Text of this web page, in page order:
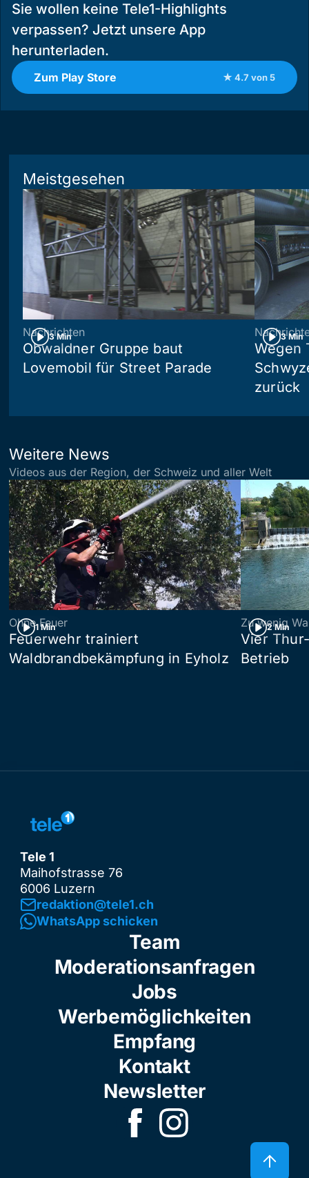
Sie wollen keine Tele1-Highlights
verpassen? Jetzt unsere App
herunterladen.
Zum Play Store ★ 4.7 von 5
Meistgesehen
3 Min
Nachrichten
Obwaldner Gruppe baut
Lovemobil für Street Parade
3 Min
Wegen
zurück
Weitere News
Videos aus der Region, der Schweiz und aller Welt
1 Min
Ohne Feuer
Feuerwehr trainiert
Waldbrandbekämpfung in Eyholz
2 Min
Zu wenig
Vier
Betrieb
Tele 1
Maihofstrasse 76
6006 Luzern
redaktion@tele1.ch
WhatsApp schicken
Team
Moderationsanfragen
Jobs
Werbemöglichkeiten
Empfang
Kontakt
Newsletter